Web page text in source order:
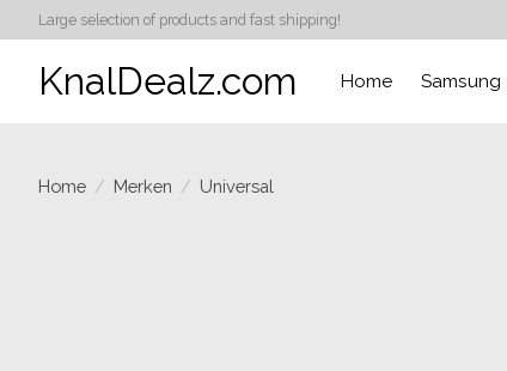
Large selection of products and fast shipping!
KnalDealz.com Home Samsung
Home / Merken / Universal